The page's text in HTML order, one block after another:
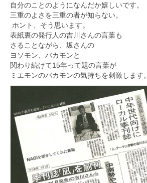
自分のことのようになんだか嬉しいです。
三重のよさを三重の者が知らない。
ホント、そう思います。
表紙裏の発行人の吉川さんの言葉も
さることながら、坂さんの
ヨソモン、バカモンと
関わり続けて15年って題の言葉が
ミエモンのバカモンの気持ちを刺激します。